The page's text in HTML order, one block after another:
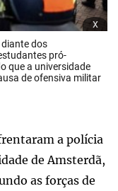
x
dos
pró-
que a universidade
de ofensiva militar
a polícia
de Amsterdã,
as forças de